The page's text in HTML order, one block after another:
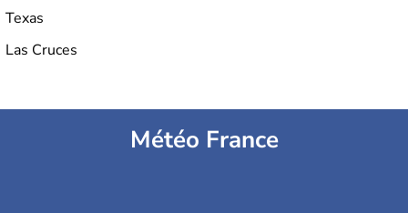
Texas
Las Cruces
Météo France